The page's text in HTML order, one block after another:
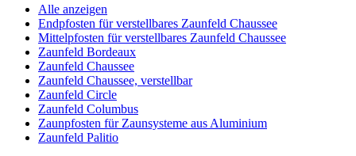
Alle anzeigen
Endpfosten für verstellbares Zaunfeld Chaussee
Mittelpfosten für verstellbares Zaunfeld Chaussee
Zaunfeld Bordeaux
Zaunfeld Chaussee
Zaunfeld Chaussee, verstellbar
Zaunfeld Circle
Zaunfeld Columbus
Zaunpfosten für Zaunsysteme aus Aluminium
Zaunfeld Palitio